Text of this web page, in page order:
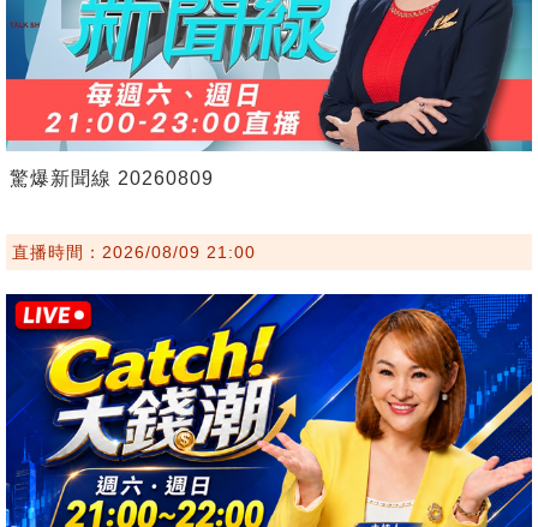
驚爆新聞線 20260809
直播時間：2026/08/09 21:00